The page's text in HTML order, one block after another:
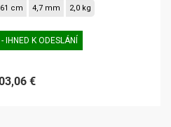
cm 4,7 mm 2,0 kg
IHNED K ODESLÁNÍ
€